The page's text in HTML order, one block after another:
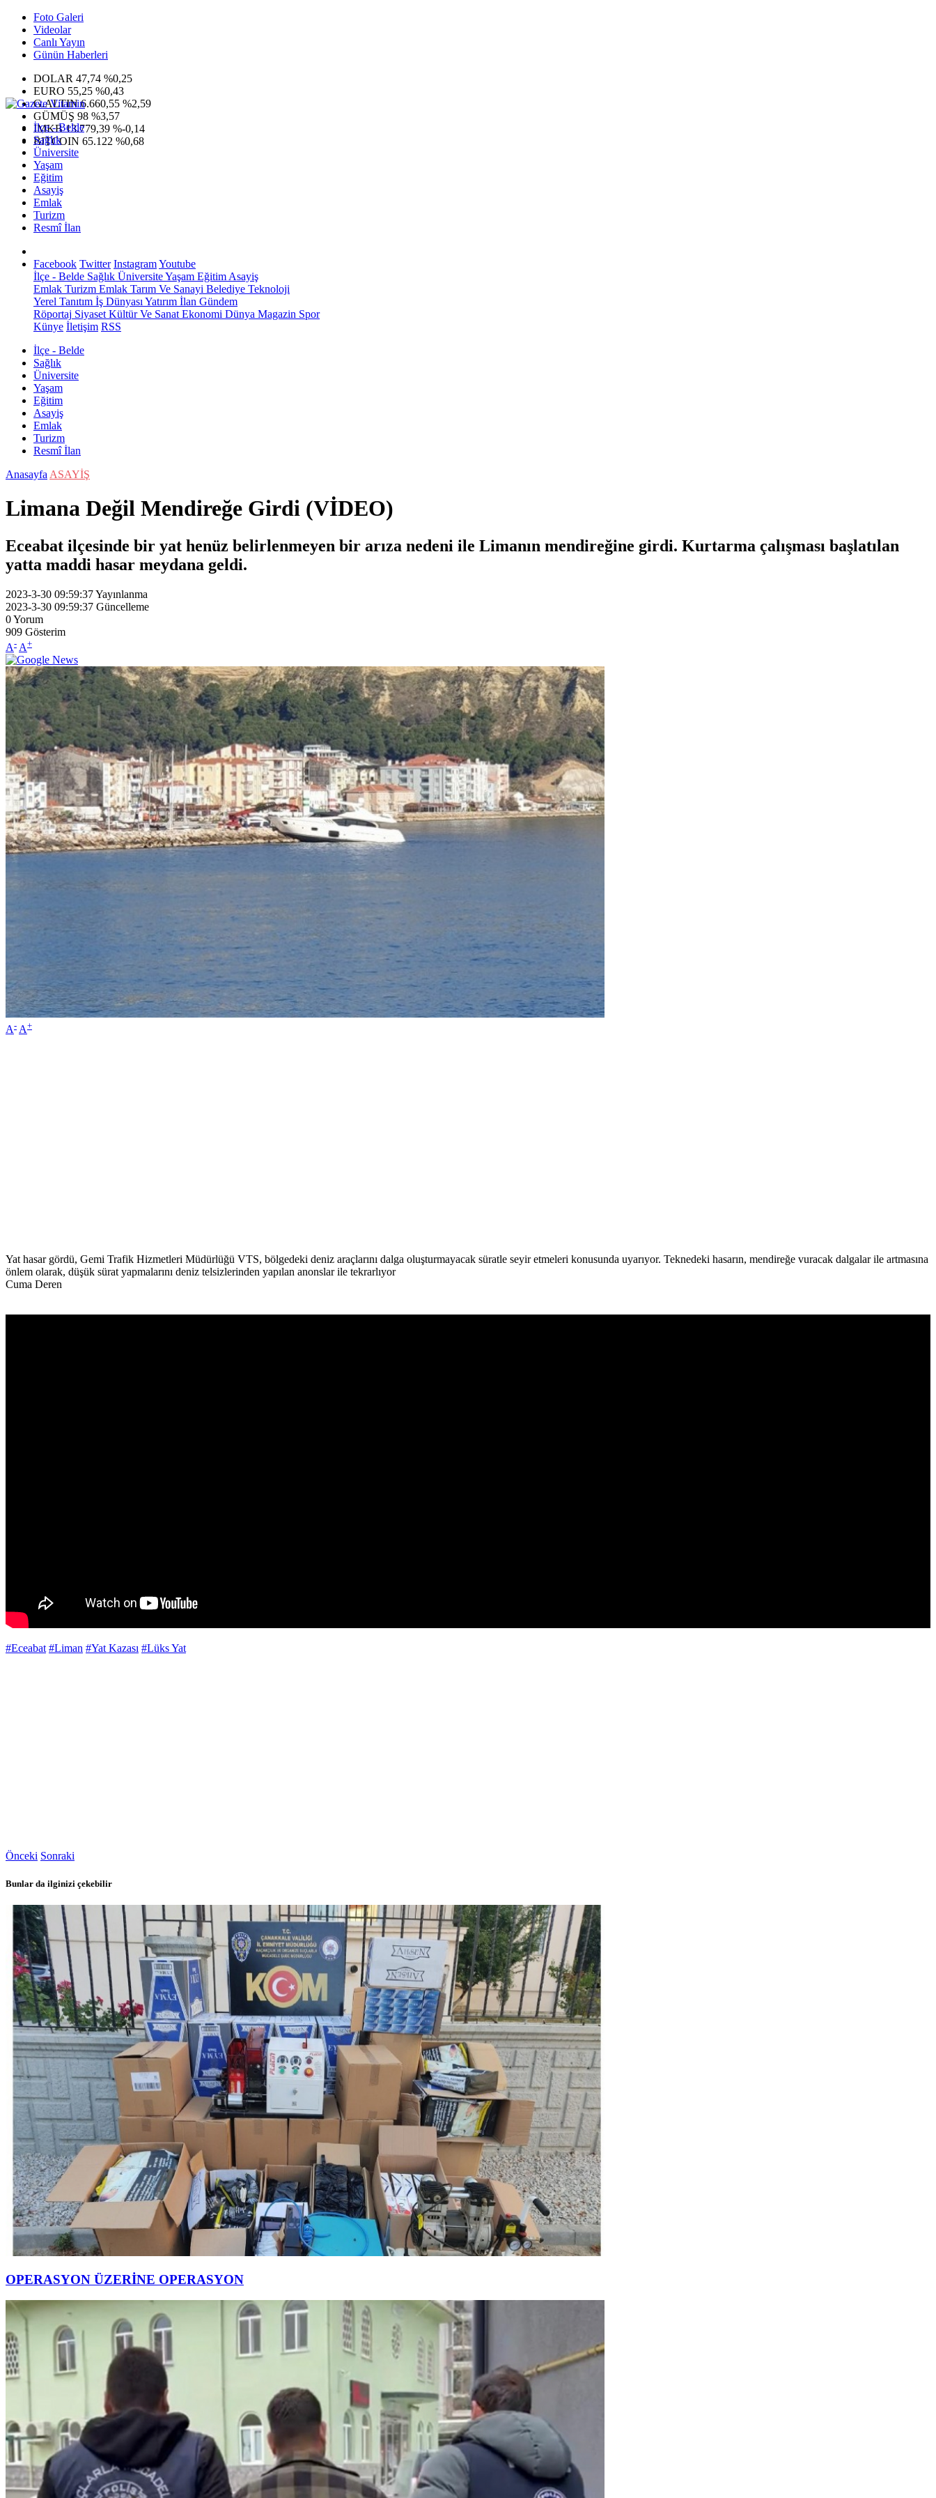
Foto Galeri
Videolar
Canlı Yayın
Günün Haberleri
DOLAR 47,74 %0,25
EURO 55,25 %0,43
G.ALTIN6.660,55 %2,59
GÜMÜŞ 98 %3,57
IMKB13.779,39 %-0,14
BITCOIN 65.122 %0,68
İlçe - Belde
Sağlık
Üniversite
Yaşam
Eğitim
Asayiş
Emlak
Turizm
Resmî İlan
Facebook Twitter InstagramYoutube
İlçe - Belde Sağlık ÜniversiteYaşam Eğitim Asayiş
Emlak Turizm Emlak Tarım Ve Sanayi Belediye Teknoloji
Yerel Tanıtım İş Dünyası Yatırım İlan Gündem
Röportaj Siyaset Kültür Ve Sanat Ekonomi Dünya Magazin Spor
Künye İletişim RSS
İlçe - Belde
Sağlık
Üniversite
Yaşam
Eğitim
Asayiş
Emlak
Turizm
Resmî İlan
Anasayfa ASAYİŞ
Limana Değil Mendireğe Girdi (VİDEO)
Eceabat ilçesinde bir yat henüz belirlenmeyen bir arıza nedeni ile Limanın mendireğine girdi. Kurtarma çalışması başlatılan
yatta maddi hasar meydana geldi.
2023-3-30 09:59:37Yayınlanma
2023-3-30 09:59:37 Güncelleme
0Yorum
909 Gösterim
A- A+
A- A+
Yat hasar gördü, Gemi Trafik Hizmetleri Müdürlüğü VTS, bölgedeki deniz araçlarını dalga oluşturmayacak süratle seyir etmeleri konusunda uyarıyor. Teknedeki hasarın, mendireğe vuracak dalgalar ile artmasına
önlem olarak, düşük sürat yapmalarını deniz telsizlerinden yapılan anonslar ile tekrarlıyor
Cuma Deren
#Eceabat #Liman #Yat Kazası #Lüks Yat
Önceki Sonraki
Bunlar da ilginizi çekebilir
OPERASYON ÜZERİNE OPERASYON